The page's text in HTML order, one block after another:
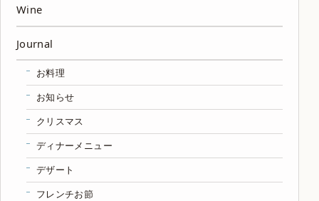
Wine
Journal
お料理
お知らせ
クリスマス
ディナーメニュー
デザート
フレンチお節